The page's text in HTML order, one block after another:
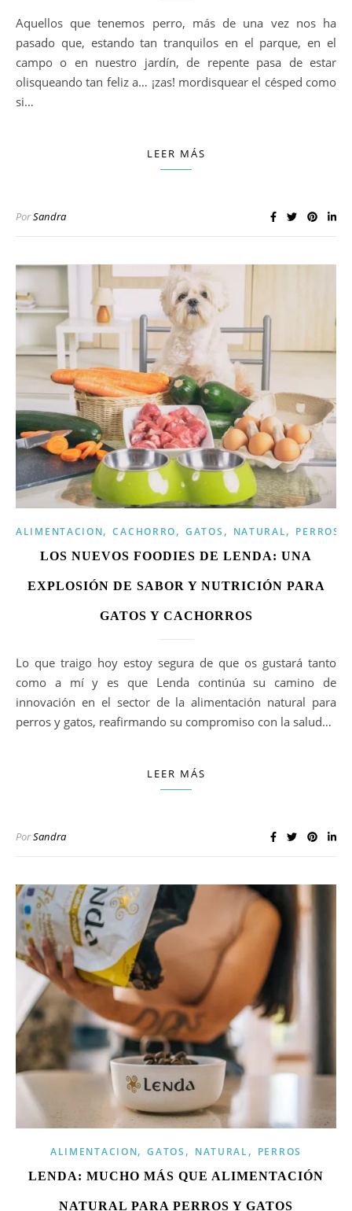
Aquellos que tenemos perro, más de una vez nos ha
pasado que, estando tan tranquilos en el parque, en el
campo o en nuestro jardín, de repente pasa de estar
olisqueando tan feliz a… ¡zas! mordisquear el césped como
si…
LEER MÁS
PorSandra
ALIMENTACION,CACHORRO,GATOS , NATURAL, PERROS
LOS NUEVOS FOODIES DE LENDA: UNA
EXPLOSIÓN DE SABOR Y NUTRICIÓN PARA
GATOS Y CACHORROS
Lo que traigo hoy estoy segura de que os gustará tanto
como a mí y es que Lenda continúa su camino de
innovación en el sector de la alimentación natural para
perros y gatos, reafirmando su compromiso con la salud…
LEER MÁS
PorSandra
ALIMENTACION,GATOS , NATURAL, PERROS
LENDA: MUCHO MÁS QUE ALIMENTACIÓN
NATURAL PARA PERROS Y GATOS